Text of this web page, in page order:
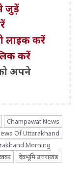
जुड़ें
लाइक करें
करें
अपने
Champawat News
Of Uttarakhand
Morning
देवभूमि उत्तराखंड